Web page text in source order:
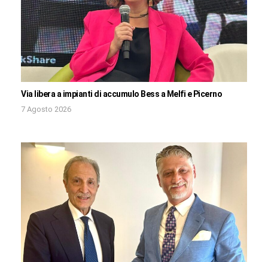
Via libera a impianti di accumulo Bess a Melfi e Picerno
7 Agosto 2026